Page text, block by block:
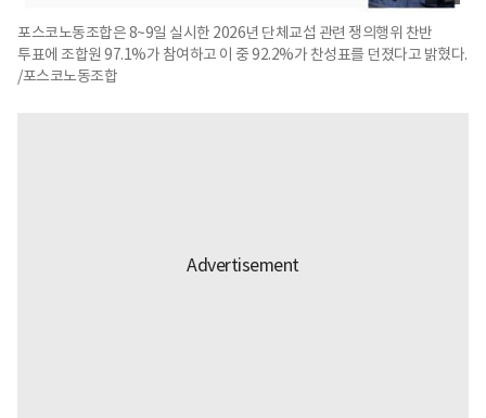
포스코노동조합은 8~9일 실시한 2026년 단체교섭 관련 쟁의행위 찬반
투표에 조합원 97.1%가 참여하고 이 중 92.2%가 찬성표를 던졌다고 밝혔다.
/포스코노동조합